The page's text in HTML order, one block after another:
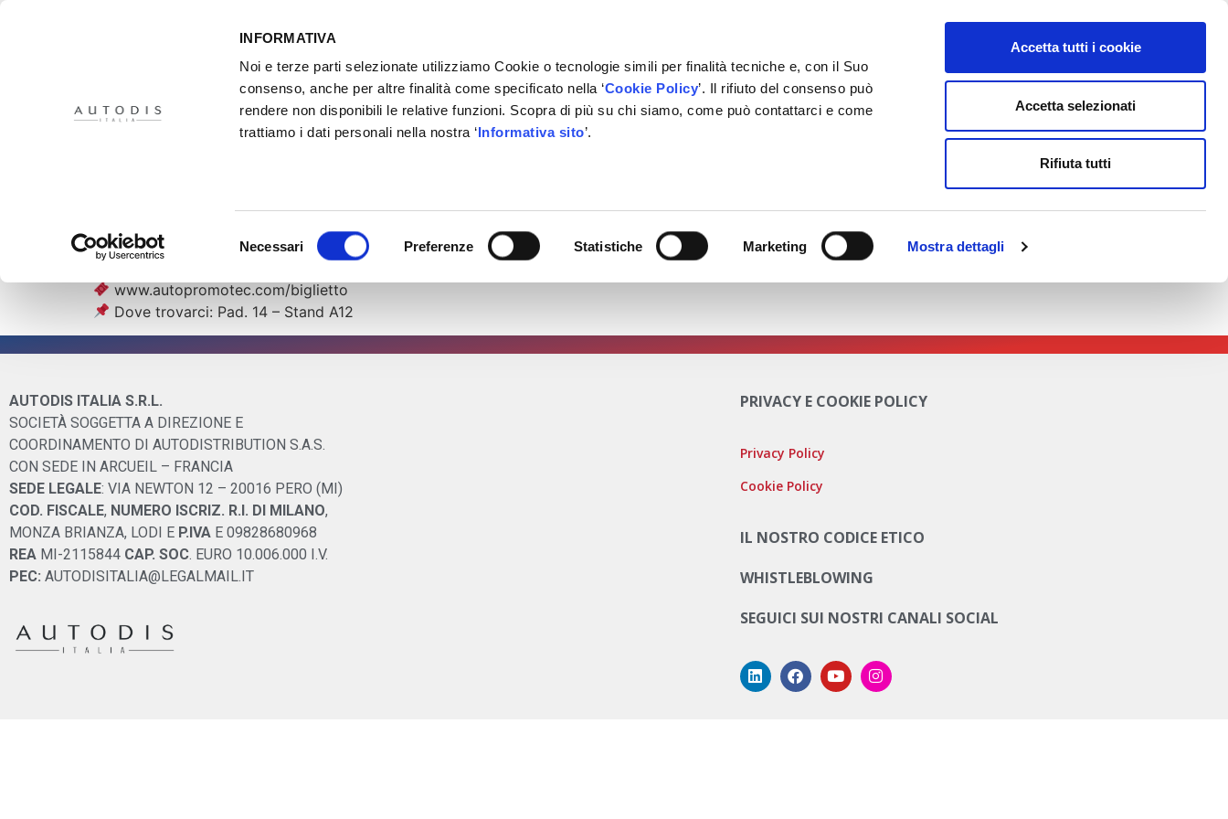
INFORMATIVA
Noi e terze parti selezionate utilizziamo Cookie o tecnologie simili per finalità tecniche e, con il Suo
consenso, anche per altre finalità come specificato nella ‘Cookie Policy’. Il rifiuto del consenso può
rendere non disponibili le relative funzioni. Scopra di più su chi siamo, come può contattarci e come
trattiamo i dati personali nella nostra ‘Informativa sito’.
del
Necessari Preferenze Statistiche Marketing Mostra dettagli
Accetta tutti i cookie
Accetta selezionati
Rifiuta tutti
IL PROGETTO DISTRIBUTORI XMASTER PRIVATE LABEL FORNITORI PARTNER BACHECA CONTATTI AREA RISERVATA
Giovedì 22 Maggio dalle h 18 ti aspettiamo in stand per festeggiare con noi la linea n° 30 della gamma Xenergy!
www.autopromotec.com/biglietto
Dove trovarci: Pad. 14 – Stand A12
AUTODIS ITALIA S.R.L.
SOCIETÀ SOGGETTA A DIREZIONE E
COORDINAMENTO DI AUTODISTRIBUTION S.A.S.
CON SEDE IN ARCUEIL – FRANCIA
SEDE LEGALE: VIA NEWTON 12 – 20016 PERO (MI)
COD. FISCALE, NUMERO ISCRIZ. R.I. DI MILANO,
MONZA BRIANZA, LODI E P.IVA E 09828680968
REA MI-2115844 CAP. SOC. EURO 10.006.000 I.V.
PEC: AUTODISITALIA@LEGALMAIL.IT
PRIVACY E COOKIE POLICY
Privacy Policy
Cookie Policy
IL NOSTRO CODICE ETICO
WHISTLEBLOWING
SEGUICI SUI NOSTRI CANALI SOCIAL